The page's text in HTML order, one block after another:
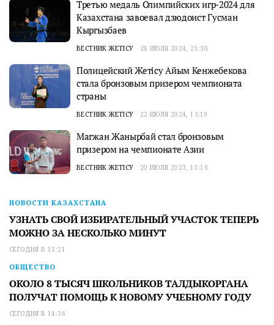
Третью медаль Олимпийских игр-2024 для
Казахстана завоевал дзюдоист Гусман
Кыргызбаев
ВЕСТНИК ЖЕТІСУ 28 ИЮЛЯ 2024, 21:30
Полицейский Жетісу Айым Кенжебекова
стала бронзовым призером чемпионата
страны
ВЕСТНИК ЖЕТІСУ 22 ИЮЛЯ 2024, 13:19
Магжан Жанырбай стал бронзовым
призером на чемпионате Азии
ВЕСТНИК ЖЕТІСУ 20 ИЮЛЯ 2023, 11:16
НОВОСТИ КАЗАХСТАНА
УЗНАТЬ СВОЙ ИЗБИРАТЕЛЬНЫЙ УЧАСТОК ТЕПЕРЬ
МОЖНО ЗА НЕСКОЛЬКО МИНУТ
СЕГОДНЯ В 15:21
ОБЩЕСТВО
ОКОЛО 8 ТЫСЯЧ ШКОЛЬНИКОВ ТАЛДЫКОРГАНА
ПОЛУЧАТ ПОМОЩЬ К НОВОМУ УЧЕБНОМУ ГОДУ
СЕГОДНЯ В 14:36